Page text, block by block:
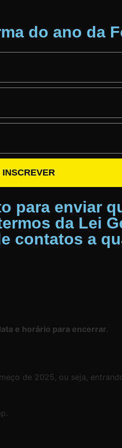
do ano da
para enviar
da Lei
contatos a
e horário para encerrar.
de 2025, ou seja,